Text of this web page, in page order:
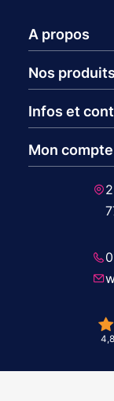
A propos
Nos produits
Infos et
Mon compte